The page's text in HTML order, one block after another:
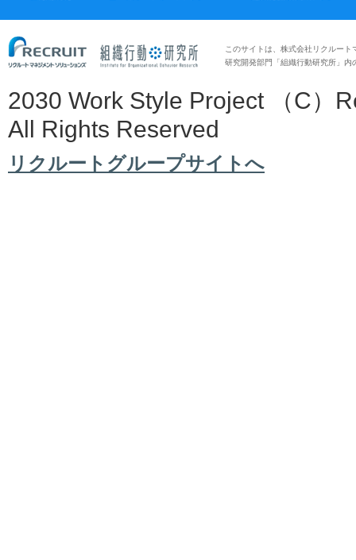
このサイトは、株式会社リクルー
研究開発部門「組織行動研究所」
2030 Work Style Project （C）
All Rights Reserved
リクルートグループサイトへ